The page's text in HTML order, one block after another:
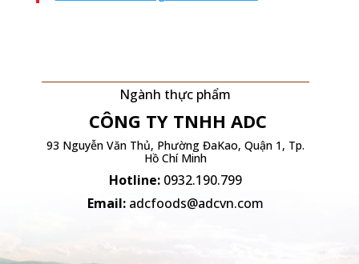
Ngành thực phẩm
CÔNG TY TNHH ADC
93 Nguyễn Văn Thủ, Phường ĐaKao, Quận 1, Tp.
Hồ Chí Minh
Hotline: 0932.190.799
Email: adcfoods@adcvn.com